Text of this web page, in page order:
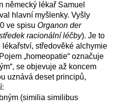
německý lékař Samuel
hlavní myšlenky. Vyšly
ve spisu Organon der
racionální léčby). Je to
středověké alchymie
„homeopatie“ označuje
se objevuje až koncem
uznává deset principů,
(similia similibus